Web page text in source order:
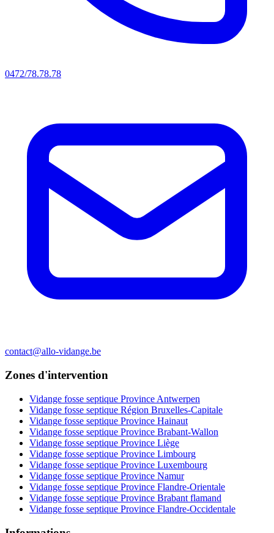
0472/78.78.78
contact@allo-vidange.be
Zones d'intervention
Vidange fosse septique Province Antwerpen
Vidange fosse septique Région Bruxelles-Capitale
Vidange fosse septique Province Hainaut
Vidange fosse septique Province Brabant-Wallon
Vidange fosse septique Province Liège
Vidange fosse septique Province Limbourg
Vidange fosse septique Province Luxembourg
Vidange fosse septique Province Namur
Vidange fosse septique Province Flandre-Orientale
Vidange fosse septique Province Brabant flamand
Vidange fosse septique Province Flandre-Occidentale